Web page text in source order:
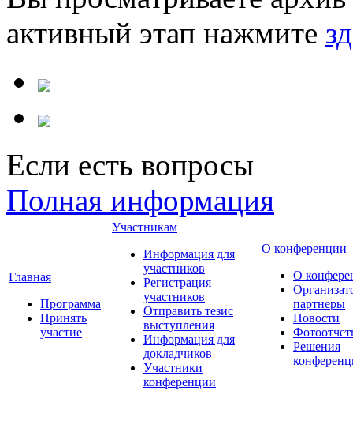
активный этап нажмите
Если есть вопросы
Полная информация
Главная
Программа
Принять
участие
Участникам
Информация для
участников
Регистрация
участников
Отправить тезис
выступления
Информация для
докладчиков
Участники
конференции
О конференции
О
партнеры
Новости
Решения